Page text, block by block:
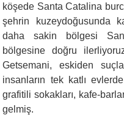
köşede Santa Catalina
şehrin kuzeydoğusunda
daha sakin bölgesi San
bölgesine doğru
Getsemani,
eskiden
insanların tek katlı
grafitili sokakları, kafe-
gelmiş.